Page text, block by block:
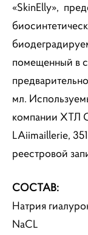
«SkinElly»,
помещенный в
мл.
компании ХТЛ
LAiimaillerie,
реестровой
СОСТАВ:
Натрия
NaCL